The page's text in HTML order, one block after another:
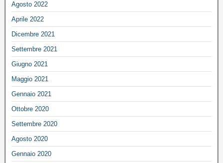
Agosto 2022
Aprile 2022
Dicembre 2021
Settembre 2021
Giugno 2021
Maggio 2021
Gennaio 2021
Ottobre 2020
Settembre 2020
Agosto 2020
Gennaio 2020